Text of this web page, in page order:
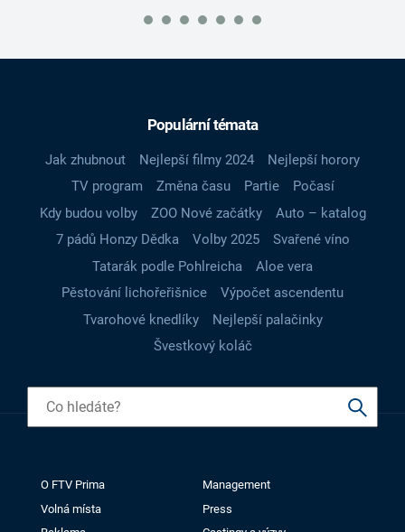
Populární témata
Jak zhubnout Nejlepší filmy 2024
Nejlepší horory
TV program
Změna času Partie
Počasí
Kdy budou volby
ZOO Nové začátky
Auto – katalog
7 pádů Honzy Dědka
Volby 2025
Svařené víno
Tatarák podle Pohlreicha
Aloe vera
Pěstování lichořeřišnice
Výpočet ascendentu
Tvarohové knedlíky
Nejlepší palačinky
Švestkový koláč
O FTV Prima
Management
Volná místa
Press